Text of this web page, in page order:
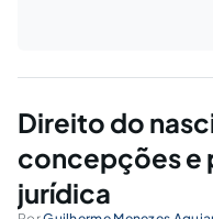
Direito do
concepções e
jurídica